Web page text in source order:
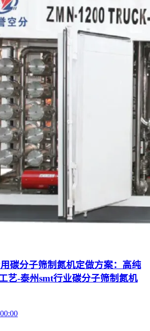
碳分子筛制氮机定做方案：高纯
艺-泰州smt行业碳分子筛制氮机